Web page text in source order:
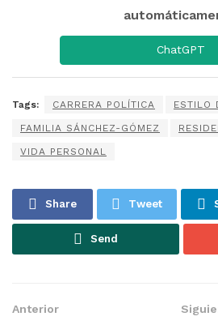
ChatGPT
Tags: CARRERA POLÍTICA ESTILO
FAMILIA SÁNCHEZ-GÓMEZ
VIDA PERSONAL
Share Tweet
Send
Anterior